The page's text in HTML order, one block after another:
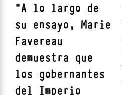
"A lo largo de
su ensayo, Marie
Favereau
demuestra que
los gobernantes
del Imperio